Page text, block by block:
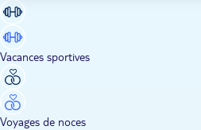
Vacances sportives
Voyages de noces